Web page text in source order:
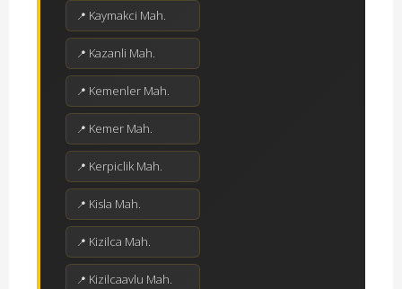
Kaymakci Mah.
Kazanli Mah.
Kemenler Mah.
Kemer Mah.
Kerpiclik Mah.
Kisla Mah.
Kizilca Mah.
Kizilcaavlu Mah.